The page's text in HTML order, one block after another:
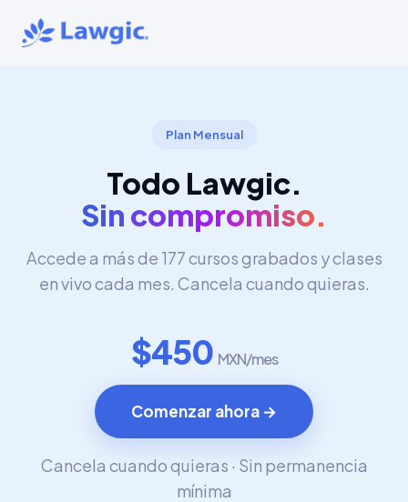
Plan Mensual
Todo Lawgic.
Sin compromiso.
Accede a más de 177 cursos grabados y clases
en vivo cada mes. Cancela cuando quieras.
$450 MXN/mes
Comenzar ahora →
Cancela cuando quieras · Sin permanencia
mínima